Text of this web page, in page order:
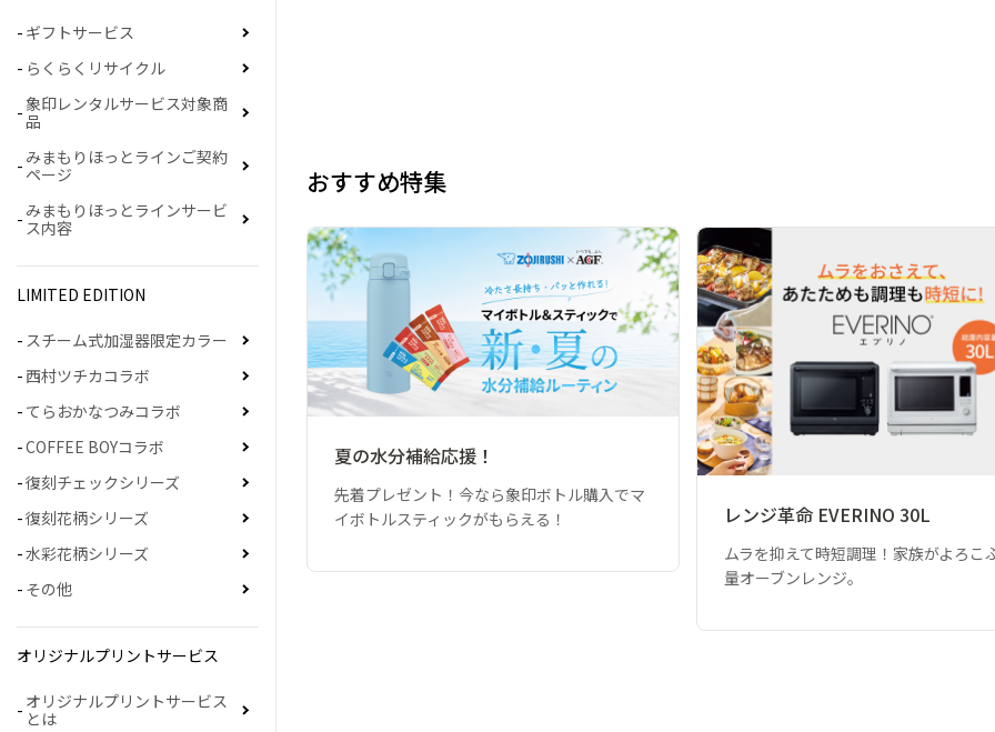
おすすめ特集
夏の水分補給応援！
先着プレゼント！今なら象印ボトル購入でマ
イボトルスティックがもらえる！
レンジ革命 EVERINO 30L
ムラを抑えて時短調理！家族がよろこ
量オーブンレンジ。
ギフトサービス
らくらくリサイクル
象印レンタルサービス対象商
品
みまもりほっとラインご契約
ページ
みまもりほっとラインサービ
ス内容
LIMITED EDITION
スチーム式加湿器限定カラー
西村ツチカコラボ
てらおかなつみコラボ
COFFEE BOYコラボ
復刻チェックシリーズ
復刻花柄シリーズ
水彩花柄シリーズ
その他
オリジナルプリントサービス
オリジナルプリントサービス
とは